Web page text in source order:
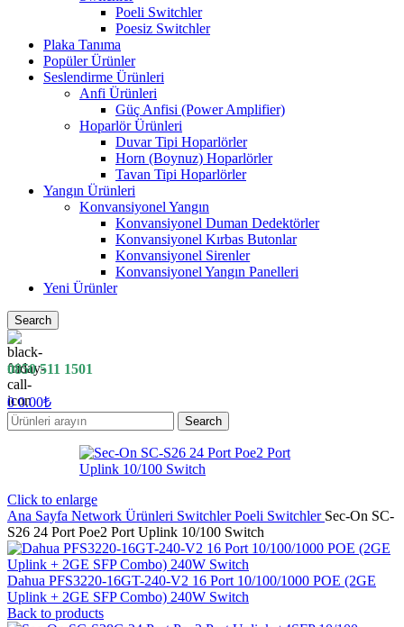
Poeli Switchler
Poesiz Switchler
Plaka Tanıma
Popüler Ürünler
Seslendirme Ürünleri
Anfi Ürünleri
Güç Anfisi (Power Amplifier)
Hoparlör Ürünleri
Duvar Tipi Hoparlörler
Horn (Boynuz) Hoparlörler
Tavan Tipi Hoparlörler
Yangın Ürünleri
Konvansiyonel Yangın
Konvansiyonel Duman Dedektörler
Konvansiyonel Kırbas Butonlar
Konvansiyonel Sirenler
Konvansiyonel Yangın Panelleri
Yeni Ürünler
Search
0850 511 1501
00.00₺
Search
Click to enlarge
Ana Sayfa Network Ürünleri SwitchlerPoeli Switchler Sec-On SC-
S26 24 Port Poe2 Port Uplink 10/100 Switch
Dahua PFS3220-16GT-240-V2 16 Port 10/100/1000 POE (2GE
Uplink + 2GE SFP Combo) 240W Switch
Back to products